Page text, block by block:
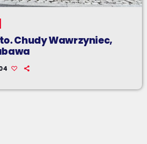
Chudy Wawrzyniec,